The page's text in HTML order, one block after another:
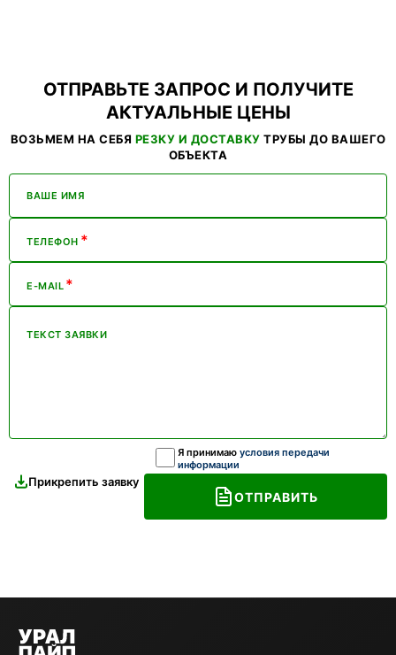
ОТПРАВЬТЕ ЗАПРОС И ПОЛУЧИТЕ
АКТУАЛЬНЫЕ ЦЕНЫ
ВОЗЬМЕМ НА СЕБЯ РЕЗКУ И ДОСТАВКУ ТРУБЫ ДО ВАШЕГО
ОБЪЕКТА
ВАШЕ ИМЯ
ТЕЛЕФОН *
E-MAIL *
ТЕКСТ ЗАЯВКИ
Прикрепить заявку
Я принимаю условия передачи
информации
ОТПРАВИТЬ